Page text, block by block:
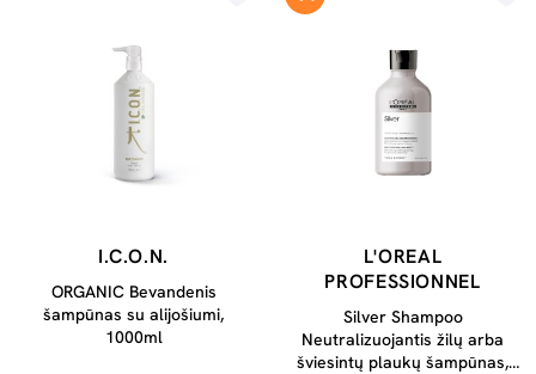
I.C.O.N.
ORGANIC Bevandenis
šampūnas su alijošiumi,
1000ml
L'OREAL
PROFESSIONNEL
Silver Shampoo
Neutralizuojantis žilų arba
šviesintų plaukų šampūnas,